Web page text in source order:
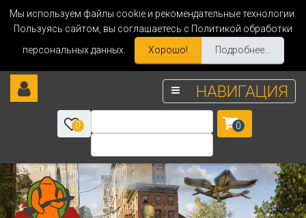
Мы используем файлы cookie и рекомендательные технологии.
Пользуясь сайтом, вы соглашаетесь с Политикой обработки
персональных данных.
Хорошо! Подробнее...
НАВИГАЦИЯ
0 0